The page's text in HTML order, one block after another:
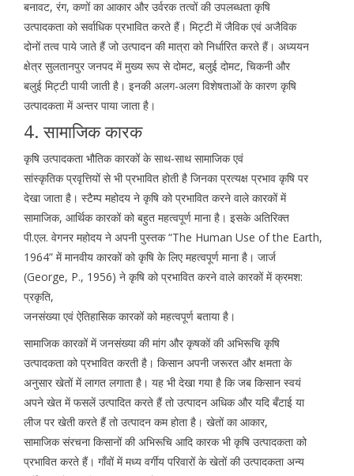
बनावट, रंग, कणों का आकार और उर्वरक तत्वों की उपलब्धता कृषि
उत्पादकता को सर्वाधिक प्रभावित करते हैं। मिट्टी में जैविक एवं अजैविक
दोनों तत्व पाये जाते हैं जो उत्पादन की मात्रा को निर्धारित करते हैं। अध्ययन
क्षेत्र सुलतानपुर जनपद में मुख्य रूप से दोमट, बलुई दोमट, चिकनी और
बलुई मिट्टी पायी जाती है। इनकी अलग-अलग विशेषताओं के कारण कृषि
उत्पादकता में अन्तर पाया जाता है।
4. सामाजिक कारक
कृषि उत्पादकता भौतिक कारकों के साथ-साथ सामाजिक एवं
सांस्कृतिक प्रवृत्तियों से भी प्रभावित होती है जिनका प्रत्यक्ष प्रभाव कृषि पर
देखा जाता है। स्टैम्प महोदय ने कृषि को प्रभावित करने वाले कारकों में
सामाजिक, आर्थिक कारकों को बहुत महत्वपूर्ण माना है। इसके अतिरिक्त
पी.एल. वेगनर महोदय ने अपनी पुस्तक “The Human Use of the Earth,
1964” में मानवीय कारकों को कृषि के लिए महत्वपूर्ण माना है। जार्ज
(George, P., 1956) ने कृषि को प्रभावित करने वाले कारकों में क्रमश:
प्रकृति,
जनसंख्या एवं ऐतिहासिक कारकों को महत्वपूर्ण बताया है।
सामाजिक कारकों में जनसंख्या की मांग और कृषकों की अभिरूचि कृषि
उत्पादकता को प्रभावित करती है। किसान अपनी जरूरत और क्षमता के
अनुसार खेतों में लागत लगाता है। यह भी देखा गया है कि जब किसान स्वयं
अपने खेत में फसलें उत्पादित करते हैं तो उत्पादन अधिक और यदि बँटाई या
लीज पर खेती करते हैं तो उत्पादन कम होता है। खेतों का आकार,
सामाजिक संरचना किसानों की अभिरूचि आदि कारक भी कृषि उत्पादकता को
प्रभावित करते हैं। गाँवों में मध्य वर्गीय परिवारों के खेतों की उत्पादकता अन्य